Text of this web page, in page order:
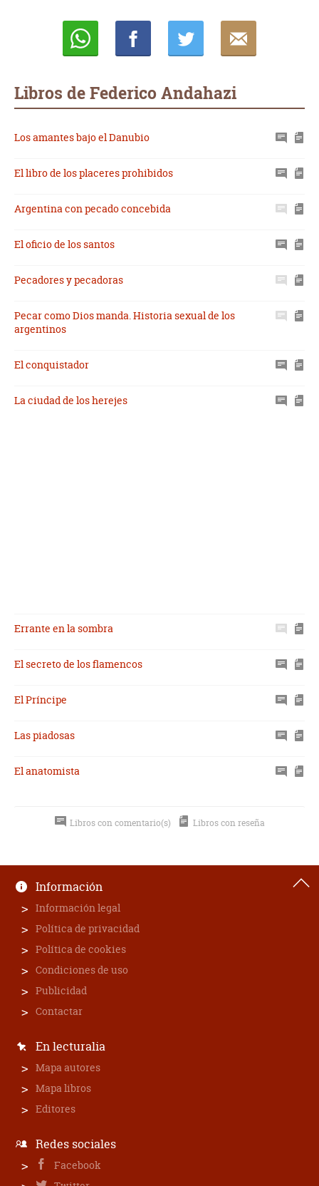
Libros de Federico Andahazi
Los amantes bajo el Danubio
El libro de los placeres prohibidos
Argentina con pecado concebida
El oficio de los santos
Pecadores y pecadoras
Pecar como Dios manda. Historia sexual de los
argentinos
El conquistador
La ciudad de los herejes
Errante en la sombra
El secreto de los flamencos
El Príncipe
Las piadosas
El anatomista
Libros con comentario(s) Libros con reseña
Información
Información legal
Política de privacidad
Política de cookies
Condiciones de uso
Publicidad
Contactar
En lecturalia
Mapa autores
Mapa libros
Editores
Redes sociales
Facebook